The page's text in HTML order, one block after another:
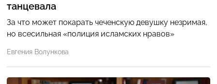
танцевала
За что может покарать чеченскую девушку незримая,
но всесильная «полиция исламских нравов»
Евгения Волункова